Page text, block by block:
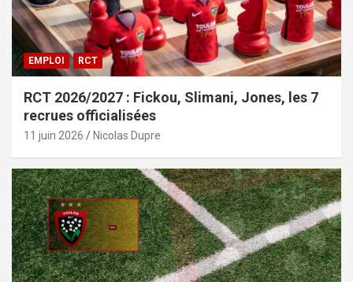
EMPLOI RCT
RCT 2026/2027 : Fickou, Slimani, Jones, les 7
recrues officialisées
11 juin 2026 Nicolas Dupre